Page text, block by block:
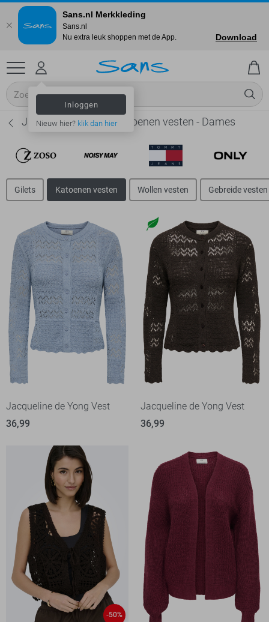
Inloggen
Nieuw hier? klik dan hier
Jacqueline de Yong Katoenen vesten - Dames
Gilets Katoenen vesten Wollen vesten Gebreide vesten
Jacqueline de Yong Vest
36,99
Jacqueline de Yong Vest
36,99
-50%
Sans.nl Merkkleding
Sans.nl
Nu extra leuk shoppen met de App.
Download